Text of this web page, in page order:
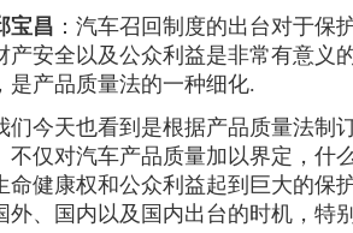
宝昌 ：汽车召回制度的出台对于保
产安全以及公众利益是非常有意义
是产品质量法的一种细化.
天也看到是根据产品质量法制
不仅对汽车产品质量加以界定，什
命健康权和公众利益起到巨大的保
外、国内以及国内出台的时机，特